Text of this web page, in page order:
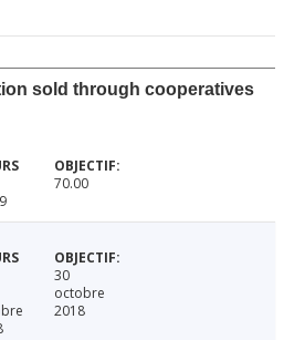
sold through cooperatives
70.00
30
octobre
2018